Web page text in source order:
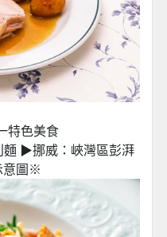
特色美食
▶挪威：峽灣區彭湃
意圖※